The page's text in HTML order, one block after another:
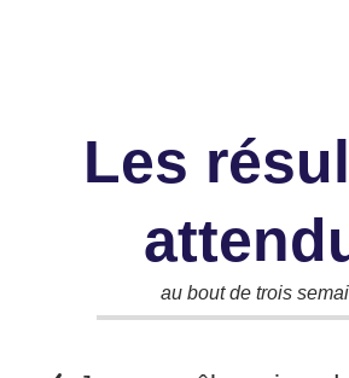
Les
au bout de trois